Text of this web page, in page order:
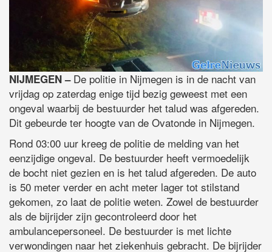
NIJMEGEN –De politie in Nijmegen is in de nacht van
vrijdag op zaterdag enige tijd bezig geweest met een
ongeval waarbij de bestuurder het talud was afgereden.
Dit gebeurde ter hoogte van de Ovatonde in Nijmegen.
Rond 03:00 uur kreeg de politie de melding van het
eenzijdige ongeval. De bestuurder heeft vermoedelijk
de bocht niet gezien en is het talud afgereden. De auto
is 50 meter verder en acht meter lager tot stilstand
gekomen, zo laat de politie weten. Zowel de bestuurder
als de bijrijder zijn gecontroleerd door het
ambulancepersoneel. De bestuurder is met lichte
verwondingen naar het ziekenhuis gebracht. De bijrijder